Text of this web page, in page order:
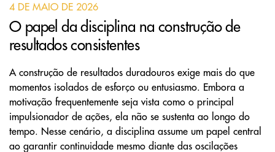
4 DE MAIO DE 2026
O papel da disciplina na construção de
resultados consistentes
A construção de resultados duradouros exige mais do que
momentos isolados de esforço ou entusiasmo. Embora a
motivação frequentemente seja vista como o principal
impulsionador de ações, ela não se sustenta ao longo do
tempo. Nesse cenário, a disciplina assume um papel central
ao garantir continuidade mesmo diante das oscilações